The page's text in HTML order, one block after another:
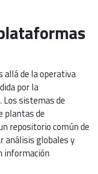
allá de la operativa
por la
sistemas de
plantas de
repositorio común de
análisis globales y
información